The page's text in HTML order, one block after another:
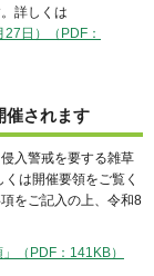
詳しくは
日）（PDF：
催されます
入警戒を要する雑草
は開催要領をご覧く
をご記入の上、令和8
（PDF：141KB）